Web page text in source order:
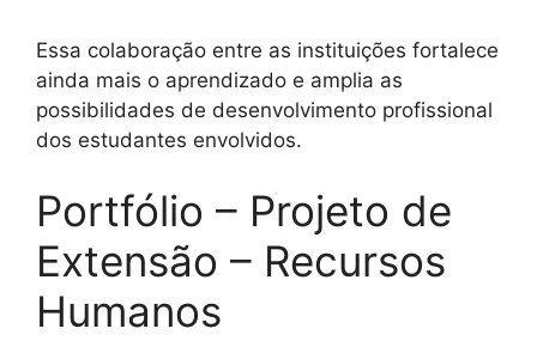
Essa colaboração entre as instituições fortalece
ainda mais o aprendizado e amplia as
possibilidades de desenvolvimento profissional
dos estudantes envolvidos.
Portfólio – Projeto de
Extensão – Recursos
Humanos